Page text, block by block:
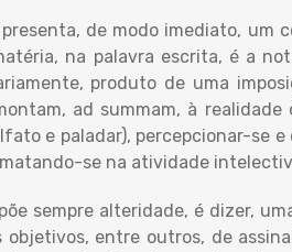
de modo imediato,
na palavra escrita, é a
produto de uma
ad summam, à
e paladar), percepcionar-se
se na atividade
sempre alteridade, é dizer,
objetivos, entre outros, de